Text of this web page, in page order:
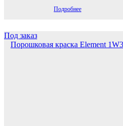
Подробнее
Под заказ
Порошковая краска Element